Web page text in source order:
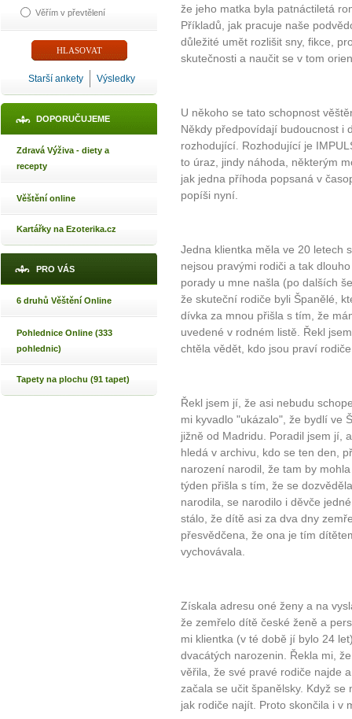
Věřím v převtělení
Starší ankety Výsledky
DOPORUČUJEME
Zdravá Výživa - diety a
recepty
Věštění online
Kartářky na Ezoterika.cz
PRO VÁS
6 druhů Věštění Online
Pohlednice Online (333
pohlednic)
Tapety na plochu (91 tapet)
že jeho matka byla patnáctiletá
Příkladů, jak pracuje naše
důležité umět rozlišit sny, fikce,
skutečnosti a naučit se v tom
U někoho se tato schopnost
Někdy předpovídají budoucnost i
rozhodující. Rozhodující je
to úraz, jindy náhoda, některým
jak jedna příhoda popsaná v
popíši nyní.
Jedna klientka měla ve 20 letech
nejsou pravými rodiči a tak
porady u mne našla (po dalších
že skuteční rodiče byli Španělé,
dívka za mnou přišla s tím, že
uvedené v rodném listě. Řekl
chtěla vědět, kdo jsou praví
Řekl jsem jí, že asi nebudu
mi kyvadlo "ukázalo", že bydlí ve
jižně od Madridu. Poradil jsem jí,
hledá v archivu, kdo se ten den,
narození narodil, že tam by
týden přišla s tím, že se
narodila, se narodilo i děvče
stálo, že dítě asi za dva dny
přesvědčena, že ona je tím
vychovávala.
Získala adresu oné ženy a na
že zemřelo dítě české ženě a
mi klientka (v té době jí bylo 24
dvacátých narozenin. Řekla mi,
věřila, že své pravé rodiče najde
začala se učit španělsky. Když
jak rodiče najít. Proto skončila i v